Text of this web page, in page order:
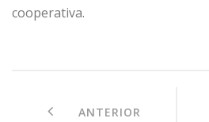
cooperativa.
ANTERIOR